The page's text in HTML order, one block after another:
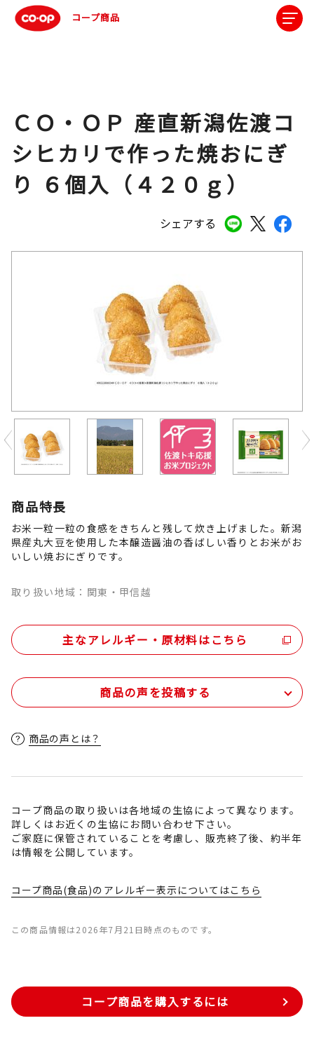
コープ商品
シェアする
ＣＯ・ＯＰ 産直新潟佐渡コ
シヒカリで作った焼おにぎ
り ６個入（４２０ｇ）
Previous
商品特長
お米一粒一粒の食感をきちんと残して炊き上げました。新潟
県産丸大豆を使用した本醸造醤油の香ばしい香りとお米がお
いしい焼おにぎりです。
取り扱い地域：関東・甲信越
主なアレルギー・原材料はこちら
商品の声を投稿する
商品の声とは？
コープ商品の取り扱いは各地域の生協によって異なります。
詳しくはお近くの生協にお問い合わせ下さい。
ご家庭に保管されていることを考慮し、販売終了後、約半年
は情報を公開しています。
コープ商品(食品)のアレルギー表示についてはこちら
この商品情報は2026年7月21日時点のものです。
コープ商品を購入するには